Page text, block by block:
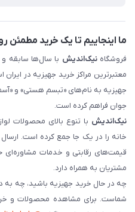
ما اینجاییم تا یک خرید مطمئن
فروشگاهنیک‌اندیش
معتبرترین مراکز خرید جهیزیه در
جهیزیه به نام‌های «تبسم هستی» و
جوان فراهم کرده است.
نیک‌اندیش با تنوع بالای محصولات
خانه را در یک جا جمع کرده است.
قیمت‌های رقابتی و خدمات مشاوره‌ای
مشتریان به همراه دارد.
چه در حال خرید جهیزیه باشید، چه به
شماست. برای مشاهده محصولات و